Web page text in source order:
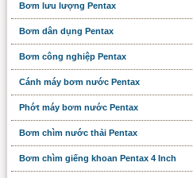
Bơm lưu lượng Pentax
Bơm dân dụng Pentax
Bơm công nghiệp Pentax
Cánh máy bơm nước Pentax
Phớt máy bơm nước Pentax
Bơm chìm nước thải Pentax
Bơm chìm giếng khoan Pentax 4 Inch